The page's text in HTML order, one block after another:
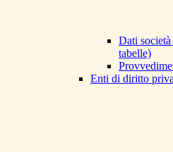
Dati
tabelle)
Enti di diritto